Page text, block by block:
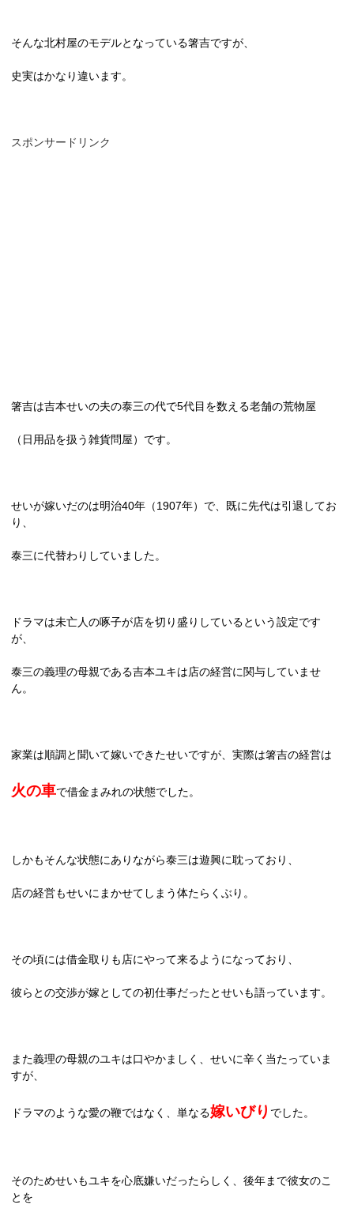
そんな北村屋のモデルとなっている箸吉ですが、
史実はかなり違います。
スポンサードリンク
箸吉は吉本せいの夫の泰三の代で5代目を数える老舗の荒物屋
（日用品を扱う雑貨問屋）です。
せいが嫁いだのは明治40年（1907年）で、既に先代は引退してお
り、
泰三に代替わりしていました。
ドラマは未亡人の啄子が店を切り盛りしているという設定です
が、
泰三の義理の母親である吉本ユキは店の経営に関与していませ
ん。
家業は順調と聞いて嫁いできたせいですが、実際は箸吉の経営は
火の車で借金まみれの状態でした。
しかもそんな状態にありながら泰三は遊興に耽っており、
店の経営もせいにまかせてしまう体たらくぶり。
その頃には借金取りも店にやって来るようになっており、
彼らとの交渉が嫁としての初仕事だったとせいも語っています。
また義理の母親のユキは口やかましく、せいに辛く当たっていま
すが、
ドラマのような愛の鞭ではなく、単なる嫁いびり でした。
そのためせいもユキを心底嫌いだったらしく、後年まで彼女のこ
とを